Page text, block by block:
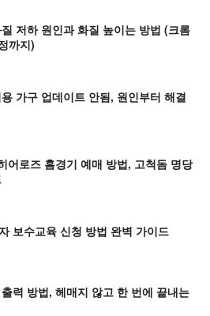
저하 원인과 화질 높이는 방법 (크롬
까지)
가구 업데이트 안됨, 원인부터 해결
어로즈 홈경기 예매 방법, 고척돔 명당
보수교육 신청 방법 완벽 가이드
력 방법, 헤매지 않고 한 번에 끝내는